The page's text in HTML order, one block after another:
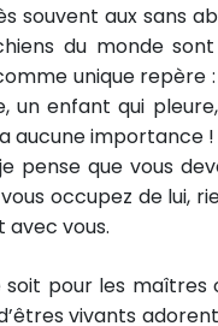
souvent aux sans
du monde
unique
un enfant qui
aucune importance
pense que vous
occupez de lui,
avec vous.
soit pour les
vivants